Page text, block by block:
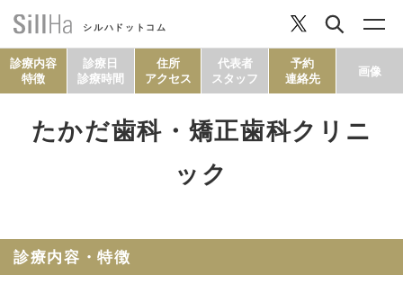
シルハドットコム
コラム
診療内容
特徴
診療日
診療時間
住所
アクセス
代表者
スタッフ
予約
連絡先
画像
たかだ歯科・矯正歯科クリニ
ック
診療内容・特徴